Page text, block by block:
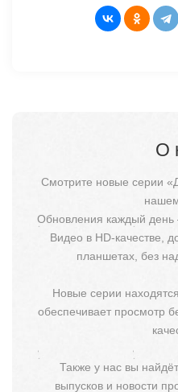
О
Смотрите новые серии
Обновления каждый
Видео в HD-качестве,
планшетах, без
Новые серии
обеспечивает просмотр
Также у нас вы
выпусков и новости